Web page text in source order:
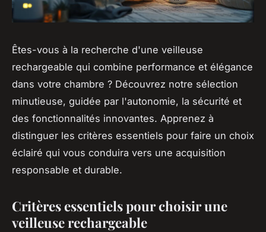
Êtes-vous à la recherche d'une veilleuse
rechargeable qui combine performance et élégance
dans votre chambre ? Découvrez notre sélection
minutieuse, guidée par l'autonomie, la sécurité et
des fonctionnalités innovantes. Apprenez à
distinguer les critères essentiels pour faire un choix
éclairé qui vous conduira vers une acquisition
responsable et durable.
Critères essentiels pour choisir une
veilleuse rechargeable